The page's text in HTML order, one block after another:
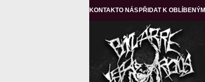
KONTAKTO NÁS PŘIDAT K OBLÍBENÝM